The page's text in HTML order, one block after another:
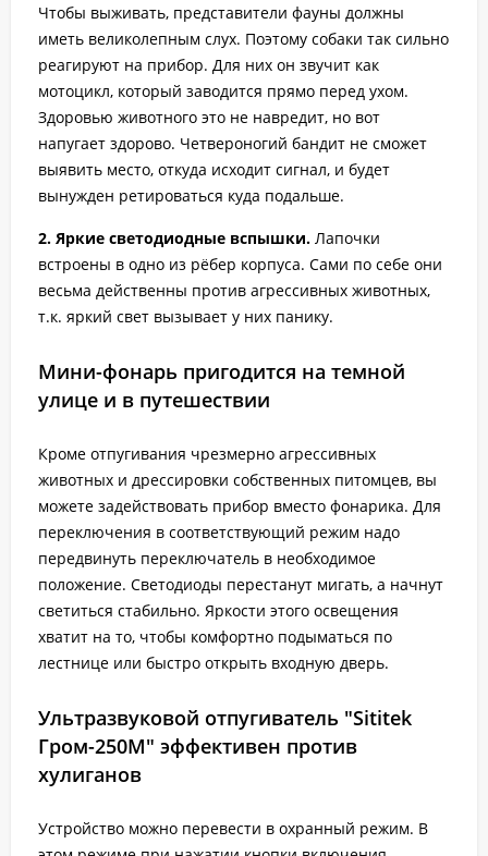
Чтобы выживать, представители фауны должны
иметь великолепным слух. Поэтому собаки так сильно
реагируют на прибор. Для них он звучит как
мотоцикл, который заводится прямо перед ухом.
Здоровью животного это не навредит, но вот
напугает здорово. Четвероногий бандит не сможет
выявить место, откуда исходит сигнал, и будет
вынужден ретироваться куда подальше.
2. Яркие светодиодные вспышки. Лапочки
встроены в одно из рёбер корпуса. Сами по себе они
весьма действенны против агрессивных животных,
т.к. яркий свет вызывает у них панику.
Мини-фонарь пригодится на темной
улице и в путешествии
Кроме отпугивания чрезмерно агрессивных
животных и дрессировки собственных питомцев, вы
можете задействовать прибор вместо фонарика. Для
переключения в соответствующий режим надо
передвинуть переключатель в необходимое
положение. Светодиоды перестанут мигать, а начнут
светиться стабильно. Яркости этого освещения
хватит на то, чтобы комфортно подыматься по
лестнице или быстро открыть входную дверь.
Ультразвуковой отпугиватель "Sititek
Гром-250М" эффективен против
хулиганов
Устройство можно перевести в охранный режим. В